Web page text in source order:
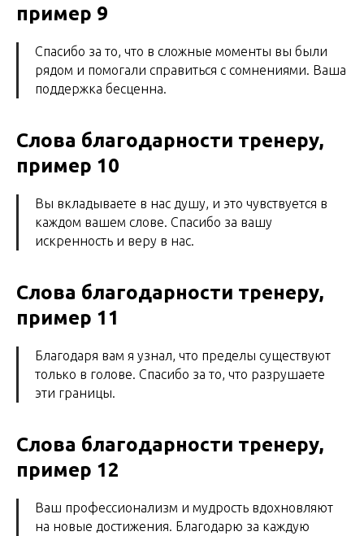
пример 9
Спасибо за то, что в сложные моменты вы были
рядом и помогали справиться с сомнениями. Ваша
поддержка бесценна.
Слова благодарности тренеру,
пример 10
Вы вкладываете в нас душу, и это чувствуется в
каждом вашем слове. Спасибо за вашу
искренность и веру в нас.
Слова благодарности тренеру,
пример 11
Благодаря вам я узнал, что пределы существуют
только в голове. Спасибо за то, что разрушаете
эти границы.
Слова благодарности тренеру,
пример 12
Ваш профессионализм и мудрость вдохновляют
на новые достижения. Благодарю за каждую